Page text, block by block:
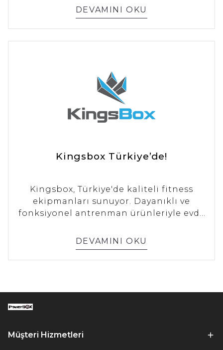
detaylarını keşfedin. Sağlığınızı
güçlendirin!
DEVAMINI OKU
Kingsbox Türkiye’de!
Kingsbox, Türkiye'de kaliteli fitness
ekipmanları sunuyor. Dayanıklı ve
fonksiyonel antrenman ürünleriyle evde
deneyimi yaşayın. Ürünlerimizi hemen
keşfedin!
DEVAMINI OKU
Müşteri Hizmetleri